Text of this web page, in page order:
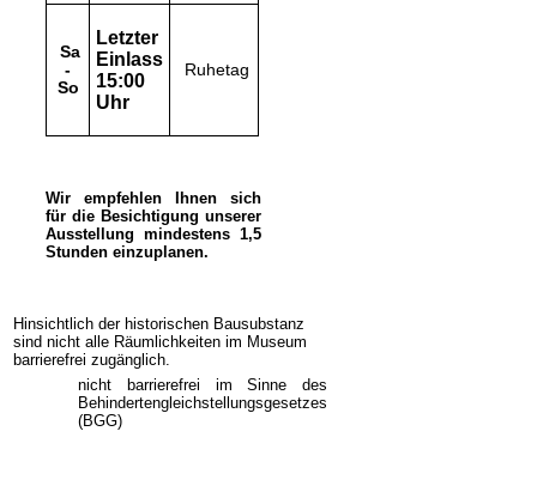
Sa
-
So
Letzter
Einlass
15:00
Uhr
Ruhetag
Wir empfehlen Ihnen sich
für die Besichtigung unserer
Ausstellung mindestens 1,5
Stunden einzuplanen.
Hinsichtlich der historischen Bausubstanz
sind nicht alle Räumlichkeiten im Museum
barrierefrei zugänglich.
nicht barrierefrei im Sinne des
Behindertengleichstellungsgesetzes
(BGG)